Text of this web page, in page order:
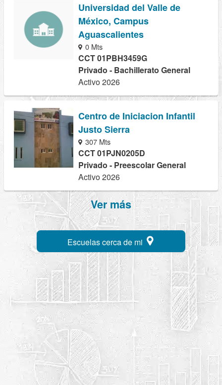
Universidad del Valle de
México, Campus
Aguascalientes
0 Mts
CCT 01PBH3459G
Privado - Bachillerato General
Activo 2026
Centro de Iniciacion Infantil
Justo Sierra
307 Mts
CCT 01PJN0205D
Privado - Preescolar General
Activo 2026
Ver más
Escuelas cerca de mi